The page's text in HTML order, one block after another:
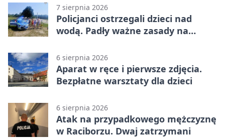
7 sierpnia 2026
Policjanci ostrzegali dzieci nad
wodą. Padły ważne zasady na
6 sierpnia 2026
Aparat w ręce i pierwsze zdjęcia.
Bezpłatne warsztaty dla dzieci
6 sierpnia 2026
Atak na przypadkowego mężczyznę
w Raciborzu. Dwaj zatrzymani